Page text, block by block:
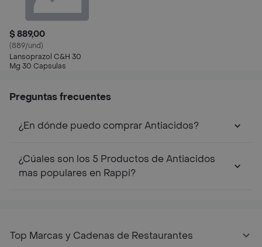
$ 889,00
(889/und)
Lansoprazol C&H 30
Mg 30 Capsulas
Preguntas frecuentes
¿En dónde puedo comprar Antiacidos?
¿Cúales son los 5 Productos de Antiacidos
mas populares en Rappi?
Top Marcas y Cadenas de Restaurantes